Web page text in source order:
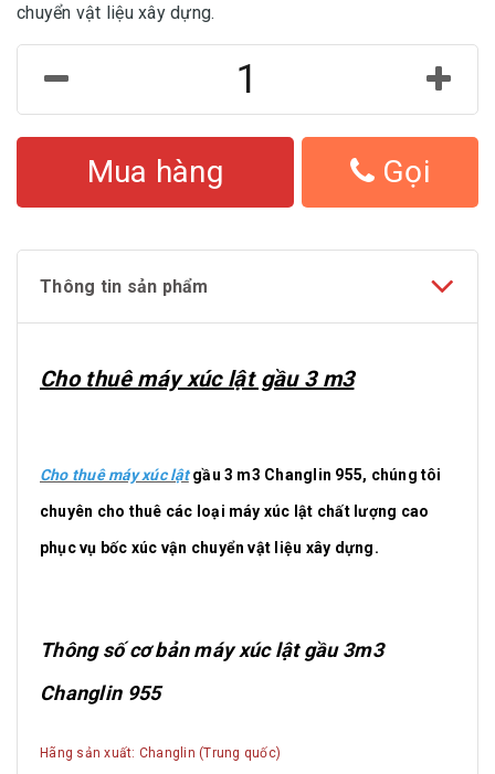
chuyển vật liệu xây dựng.
Mua hàng Gọi
Thông tin sản phẩm
Cho thuê máy xúc lật gầu 3 m3
Cho thuê máy xúc lậtgầu 3 m3 Changlin 955, chúng tôi
chuyên cho thuê các loại máy xúc lật chất lượng cao
phục vụ bốc xúc vận chuyển vật liệu xây dựng.
Thông số cơ bản máy xúc lật gầu 3m3
Changlin 955
Hãng sản xuất: Changlin (Trung quốc)